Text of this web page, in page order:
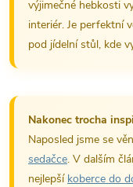
výjimečné hebkosti
interiér. Je perfektní
pod jídelní stůl, kde
Nakonec trocha
Naposled jsme se
sedačce. V dalším
nejlepší koberce do